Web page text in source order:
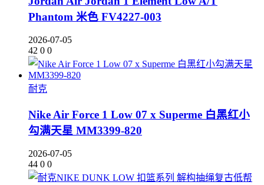
Phantom 米色 FV4227-003
2026-07-05
42 0 0
耐克
Nike Air Force 1 Low 07 x Superme 白黑红小
勾满天星 MM3399-820
2026-07-05
44 0 0